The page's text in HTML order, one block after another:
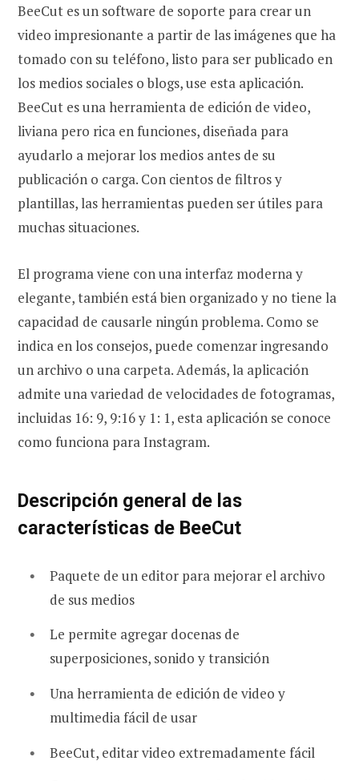
BeeCut es un software de soporte para crear un
video impresionante a partir de las imágenes que ha
tomado con su teléfono, listo para ser publicado en
los medios sociales o blogs, use esta aplicación.
BeeCut es una herramienta de edición de video,
liviana pero rica en funciones, diseñada para
ayudarlo a mejorar los medios antes de su
publicación o carga. Con cientos de filtros y
plantillas, las herramientas pueden ser útiles para
muchas situaciones.
El programa viene con una interfaz moderna y
elegante, también está bien organizado y no tiene la
capacidad de causarle ningún problema. Como se
indica en los consejos, puede comenzar ingresando
un archivo o una carpeta. Además, la aplicación
admite una variedad de velocidades de fotogramas,
incluidas 16: 9, 9:16 y 1: 1, esta aplicación se conoce
como funciona para Instagram.
Descripción general de las
características de BeeCut
Paquete de un editor para mejorar el archivo
de sus medios
Le permite agregar docenas de
superposiciones, sonido y transición
Una herramienta de edición de video y
multimedia fácil de usar
BeeCut, editar video extremadamente fácil